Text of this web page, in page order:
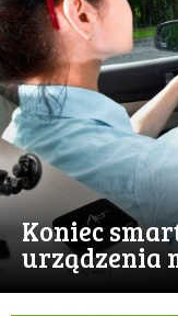
Koniec
urządzenia